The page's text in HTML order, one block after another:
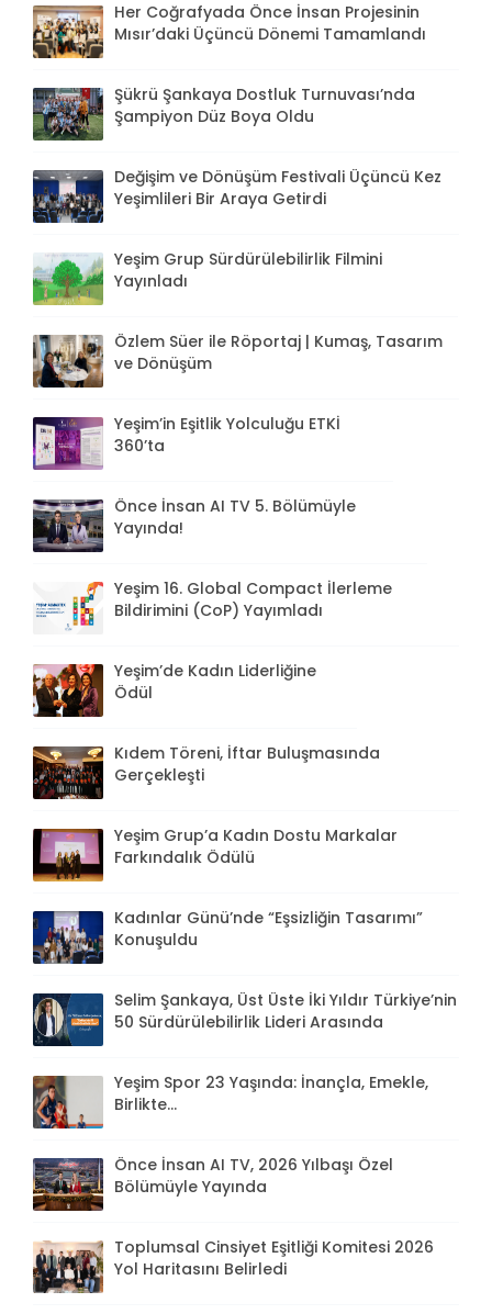
Her Coğrafyada Önce İnsan Projesinin
Mısır’daki Üçüncü Dönemi Tamamlandı
Şükrü Şankaya Dostluk Turnuvası’nda
Şampiyon Düz Boya Oldu
Değişim ve Dönüşüm Festivali Üçüncü Kez
Yeşimlileri Bir Araya Getirdi
Yeşim Grup Sürdürülebilirlik Filmini
Yayınladı
Özlem Süer ile Röportaj | Kumaş, Tasarım
ve Dönüşüm
Yeşim’in Eşitlik Yolculuğu ETKİ
360’ta
Önce İnsan AI TV 5. Bölümüyle
Yayında!
Yeşim 16. Global Compact İlerleme
Bildirimini (CoP) Yayımladı
Yeşim’de Kadın Liderliğine
Ödül
Kıdem Töreni, İftar Buluşmasında
Gerçekleşti
Yeşim Grup’a Kadın Dostu Markalar
Farkındalık Ödülü
Kadınlar Günü’nde “Eşsizliğin Tasarımı”
Konuşuldu
Selim Şankaya, Üst Üste İki Yıldır Türkiye’nin
50 Sürdürülebilirlik Lideri Arasında
Yeşim Spor 23 Yaşında: İnançla, Emekle,
Birlikte...
Önce İnsan AI TV, 2026 Yılbaşı Özel
Bölümüyle Yayında
Toplumsal Cinsiyet Eşitliği Komitesi 2026
Yol Haritasını Belirledi